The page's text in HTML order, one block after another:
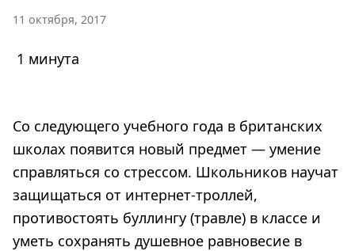
11 октября, 2017
1 минута
Со следующего учебного года в британских
школах появится новый предмет — умение
справляться со стрессом. Школьников научат
защищаться от интернет-троллей,
противостоять буллингу (травле) в классе и
уметь сохранять душевное равновесие в